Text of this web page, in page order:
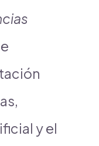
y el